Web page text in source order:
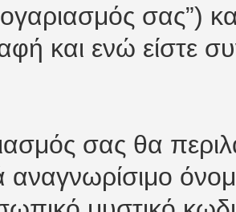
σας”)
και ενώ είστε
σας θα
αναγνωρίσιμο